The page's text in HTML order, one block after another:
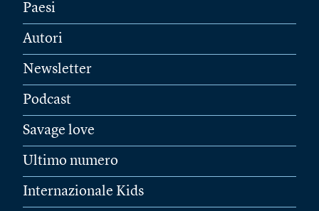
Paesi
Autori
Newsletter
Podcast
Savage love
Ultimo numero
Internazionale Kids